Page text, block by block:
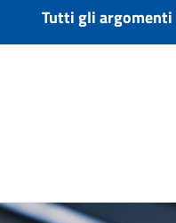
Tutti gli argomenti